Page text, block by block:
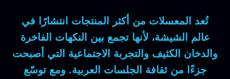
تُعد المعسلات من أكثر المنتجات انتشارًا في
عالم الشيشة، لأنها تجمع بين النكهات الفاخرة
والدخان الكثيف والتجربة الاجتماعية التي أصبحت
جزءًا من ثقافة الجلسات العربية. ومع توسّع